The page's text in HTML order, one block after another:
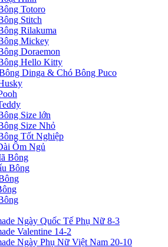
Totoro
Stitch
Rilakuma
Mickey
Doraemon
Hello Kitty
Dinga & Chó Bông Puco
Size lớn
Size Nhỏ
Tốt Nghiệp
Ôm Ngủ
Bông
Bông
Ngày Quốc Tế Phụ Nữ 8-3
Valentine 14-2
Ngày Phụ Nữ Việt Nam 20-10